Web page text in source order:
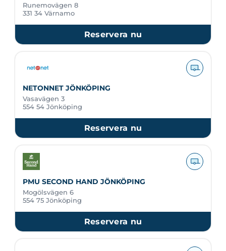
Runemovägen 8
331 34 Värnamo
Reservera nu
NETONNET JÖNKÖPING
Vasavägen 3
554 54 Jönköping
Reservera nu
PMU SECOND HAND JÖNKÖPING
Mogölsvägen 6
554 75 Jönköping
Reservera nu